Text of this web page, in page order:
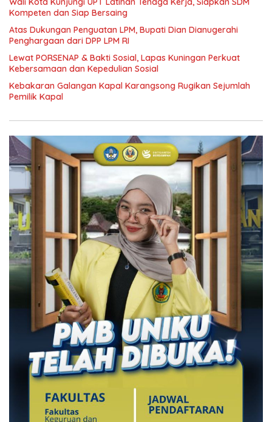
Kompeten dan Siap Bersaing
Atas Dukungan Penguatan LPM, Bupati Dian Dianugerahi
Penghargaan dari DPP LPM RI
Lewat PORSENAP & Bakti Sosial, Lapas Kuningan Perkuat
Kebersamaan dan Kepedulian Sosial
Kebakaran Galangan Kapal Karangsong Rugikan Sejumlah
Pemilik Kapal